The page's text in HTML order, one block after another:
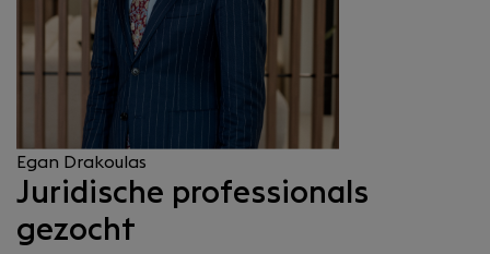
Egan Drakoulas
Juridische professionals
gezocht